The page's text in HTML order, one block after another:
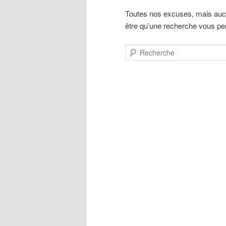
Toutes nos excuses, mais
être qu’une recherche vous
Recherche